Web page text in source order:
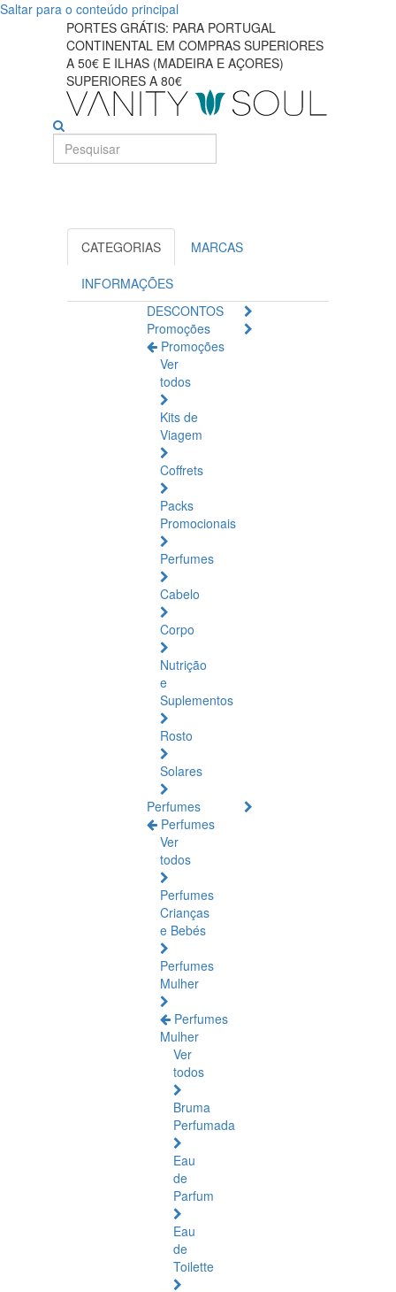
Saltar para o conteúdo principal
Encontre
melhores
batons
online
PORTES GRÁTIS: PARA PORTUGAL
CONTINENTAL EM COMPRAS SUPERIORES
A 50€ E ILHAS (MADEIRA E AÇORES)
SUPERIORES A 80€
CATEGORIAS MARCAS
INFORMAÇÕES
DESCONTOS
Promoções
Promoções
Ver
todos
Kits de
Viagem
Coffrets
Packs
Promocionais
Perfumes
Cabelo
Corpo
Nutrição
e
Suplementos
Rosto
Solares
Perfumes
Perfumes
Ver
todos
Perfumes
Crianças
e Bebés
Perfumes
Mulher
Perfumes
Mulher
Ver
todos
Bruma
Perfumada
Eau
de
Parfum
Eau
de
Toilette